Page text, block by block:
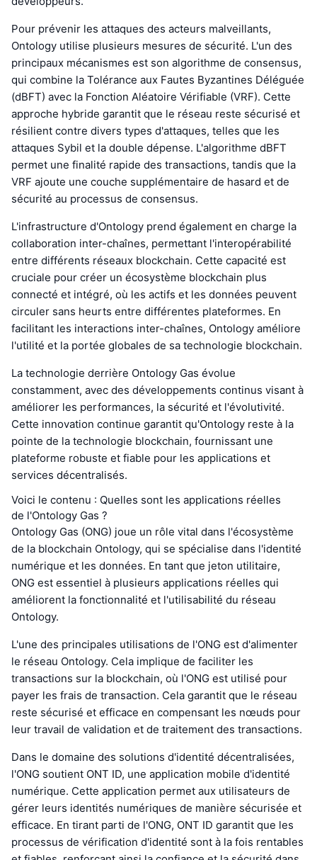
Pour prévenir les attaques des acteurs malveillants,
Ontology utilise plusieurs mesures de sécurité. L'un des
principaux mécanismes est son algorithme de consensus,
qui combine la Tolérance aux Fautes Byzantines Déléguée
(dBFT) avec la Fonction Aléatoire Vérifiable (VRF). Cette
approche hybride garantit que le réseau reste sécurisé et
résilient contre divers types d'attaques, telles que les
attaques Sybil et la double dépense. L'algorithme dBFT
permet une finalité rapide des transactions, tandis que la
VRF ajoute une couche supplémentaire de hasard et de
sécurité au processus de consensus.
L'infrastructure d'Ontology prend également en charge la
collaboration inter-chaînes, permettant l'interopérabilité
entre différents réseaux blockchain. Cette capacité est
cruciale pour créer un écosystème blockchain plus
connecté et intégré, où les actifs et les données peuvent
circuler sans heurts entre différentes plateformes. En
facilitant les interactions inter-chaînes, Ontology améliore
l'utilité et la portée globales de sa technologie blockchain.
La technologie derrière Ontology Gas évolue
constamment, avec des développements continus visant à
améliorer les performances, la sécurité et l'évolutivité.
Cette innovation continue garantit qu'Ontology reste à la
pointe de la technologie blockchain, fournissant une
plateforme robuste et fiable pour les applications et
services décentralisés.
Voici le contenu : Quelles sont les applications réelles
de l'Ontology Gas ?
Ontology Gas (ONG) joue un rôle vital dans l'écosystème
de la blockchain Ontology, qui se spécialise dans l'identité
numérique et les données. En tant que jeton utilitaire,
ONG est essentiel à plusieurs applications réelles qui
améliorent la fonctionnalité et l'utilisabilité du réseau
Ontology.
L'une des principales utilisations de l'ONG est d'alimenter
le réseau Ontology. Cela implique de faciliter les
transactions sur la blockchain, où l'ONG est utilisé pour
payer les frais de transaction. Cela garantit que le réseau
reste sécurisé et efficace en compensant les nœuds pour
leur travail de validation et de traitement des transactions.
Dans le domaine des solutions d'identité décentralisées,
l'ONG soutient ONT ID, une application mobile d'identité
numérique. Cette application permet aux utilisateurs de
gérer leurs identités numériques de manière sécurisée et
efficace. En tirant parti de l'ONG, ONT ID garantit que les
processus de vérification d'identité sont à la fois rentables